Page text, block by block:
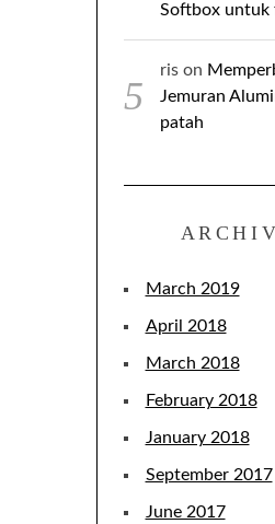
Softbox untuk
rison
Jemuran
patah
March 2019
April 2018
March 2018
February 2018
January 2018
September 2017
June 2017